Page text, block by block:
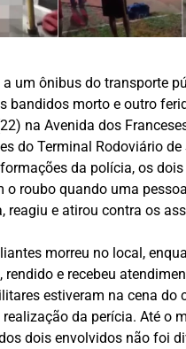
a um ônibus do transporte
bandidos morto e outro
na Avenida dos
do Terminal Rodoviário de
da polícia, os
o roubo quando uma
reagiu e atirou contra os
morreu no local,
rendido e recebeu
estiveram na cena do
da perícia. Até o
dois envolvidos não foi